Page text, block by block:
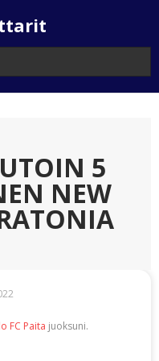
5
NEW
FC Paita juoksuni.